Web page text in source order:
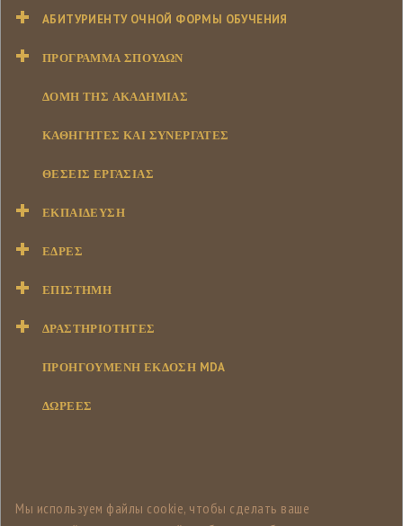
АБИТУРИЕНТУ ОЧНОЙ ФОРМЫ ОБУЧЕНИЯ
ΠΡΌΓΡΑΜΜΑ ΣΠΟΥΔΏΝ
ΔΟΜΉ ΤΗΣ ΑΚΑΔΗΜΊΑΣ
ΚΑΘΗΓΗΤΈΣ ΚΑΙ ΣΥΝΕΡΓΆΤΕΣ
ΘΈΣΕΙΣ ΕΡΓΑΣΊΑΣ
ΕΚΠΑΊΔΕΥΣΗ
ΕΔΡΕΣ
ΕΠΙΣΤΉΜΗ
ΔΡΑΣΤΗΡΙΌΤΗΤΕΣ
ΠΡΟΗΓΟΥΜΕΝΗ ΕΚΔΟΣΗ MDA
ΔΩΡΕΕΣ
Мы используем файлы cookie, чтобы сделать ваше